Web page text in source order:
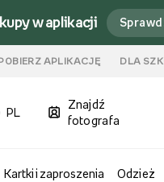
w aplikacji
APLIKACJĘ DLA
PL
Znajdź
fotografa
Kartki i zaproszenia Odzież